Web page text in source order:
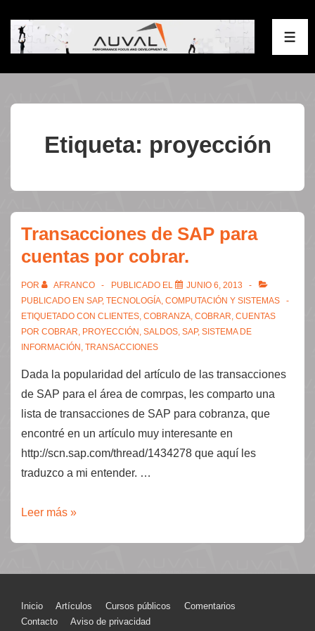
Saltar
Etiqueta: proyección
Transacciones de SAP para
cuentas por cobrar.
POR AFRANCO PUBLICADO EL
JUNIO 6, 2013
PUBLICADO EN SAP, TECNOLOGÍA, COMPUTACIÓN Y SISTEMAS
ETIQUETADO CON CLIENTES, COBRANZA, COBRAR, CUENTAS
POR COBRAR, PROYECCIÓN , SALDOS, SAP, SISTEMA DE
INFORMACIÓN , TRANSACCIONES
Dada la popularidad del artículo de las transacciones
de SAP para el área de comrpas, les comparto una
lista de transacciones de SAP para cobranza, que
encontré en un artículo muy interesante en
http://scn.sap.com/thread/1434278 que aquí les
traduzco a mi entender. …
Transacciones
por
Leer más »
Menú
Inicio Artículos Cursos públicos
Comentarios
Contacto
Aviso de privacidad